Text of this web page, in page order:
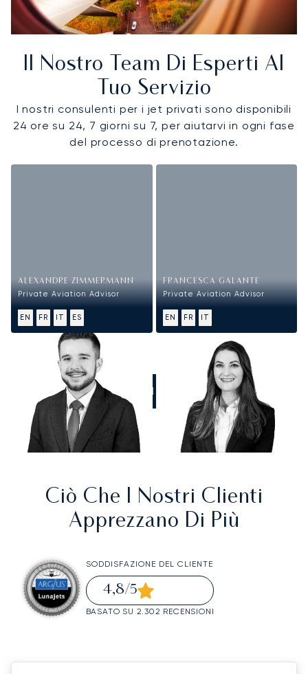
Il Nostro Team Di Esperti Al
Tuo Servizio
I nostri consulenti per i jet privati sono disponibili
24 ore su 24, 7 giorni su 7, per aiutarvi in ogni fase
del processo di prenotazione.
ALEXANDRE ZIMMERMANN
Private Aviation Advisor
EN FR IT ES
FRANCESCA GALANTE
Private Aviation Advisor
EN FR IT
CHIAMATECI
Ciò Che I Nostri Clienti
Apprezzano Di Più
SODDISFAZIONE DEL CLIENTE
4,8/5
BASATO SU 2.302 RECENSIONI